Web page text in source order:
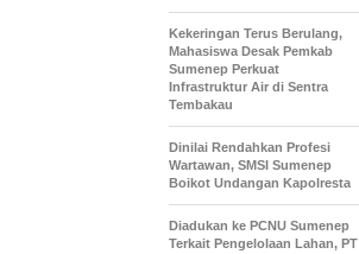
Kekeringan Terus Berulang,
Mahasiswa Desak Pemkab
Sumenep Perkuat
Infrastruktur Air di Sentra
Tembakau
Dinilai Rendahkan Profesi
Wartawan, SMSI Sumenep
Boikot Undangan Kapolresta
Diadukan ke PCNU Sumenep
Terkait Pengelolaan Lahan, PT